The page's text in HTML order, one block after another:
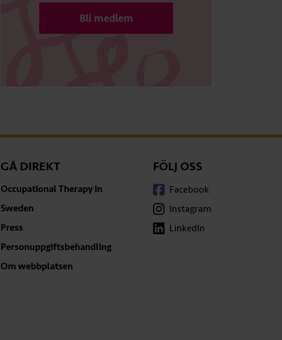
Bli medlem
GÅ DIREKT
Occupational Therapy in
Sweden
Press
Personuppgiftsbehandling
Om webbplatsen
FÖLJ OSS
Facebook
Instagram
LinkedIn